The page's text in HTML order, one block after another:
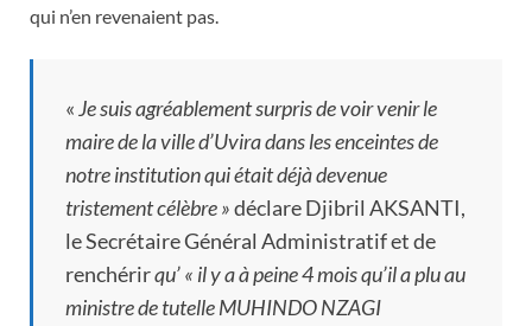
qui n’en revenaient pas.
«Je suis agréablement surpris de voir venir le
maire de la ville d’Uvira dans les enceintes de
notre institution qui était déjà devenue
tristement célèbre »déclare Djibril AKSANTI,
le Secrétaire Général Administratif et de
renchérirqu’ « il y a à peine 4 mois qu’il a plu au
ministre de tutelle MUHINDO NZAGI